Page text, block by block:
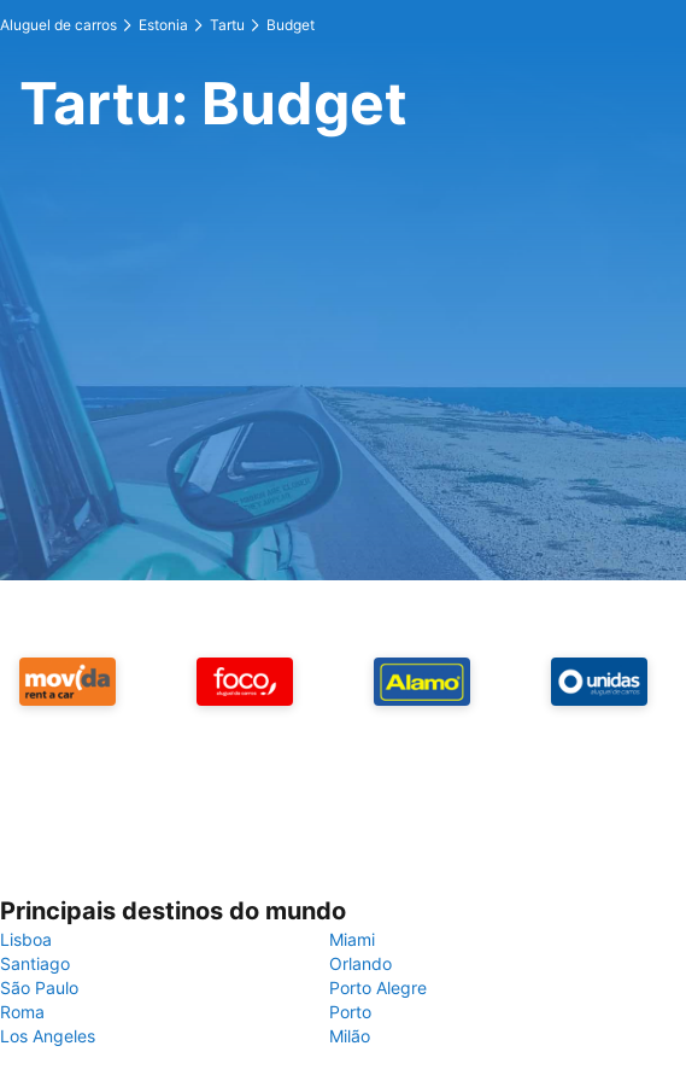
Aluguel de carros Estonia Tartu Budget
Tartu: Budget
Principais destinos do mundo
Lisboa
Miami
Santiago
Orlando
São Paulo
Porto Alegre
Roma
Porto
Los Angeles
Milão